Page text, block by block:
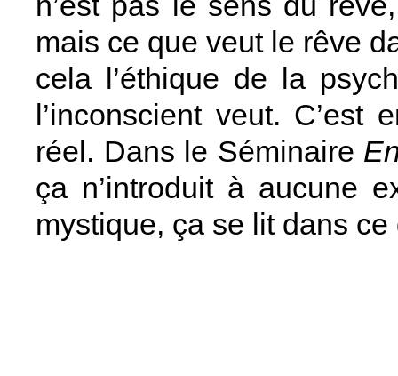
mais ce que veut le rêve
cela l’éthique de la
l’inconscient veut.
réel. Dans le Séminaire
ça n’introduit à aucune
mystique, ça se lit dans ce